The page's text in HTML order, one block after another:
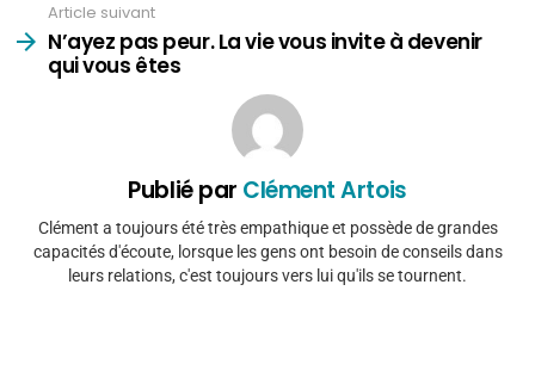
Article suivant
N’ayez pas peur. La vie vous invite à devenir
qui vous êtes
Publié par Clément Artois
Clément a toujours été très empathique et possède de grandes
capacités d'écoute, lorsque les gens ont besoin de conseils dans
leurs relations, c'est toujours vers lui qu'ils se tournent.